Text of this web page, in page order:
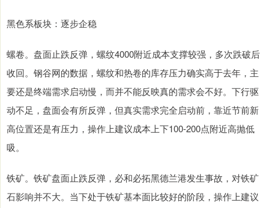
黑色系板块：逐步企稳
螺卷。盘面止跌反弹，螺纹4000附近成本支撑较强，多次跌破后
收回。钢谷网的数据，螺纹和热卷的库存压力确实高于去年，主
要还是终端需求启动慢，而并不能反映真的需求会不好。下行驱
动不足，盘面会有所反弹，但真实需求完全启动前，靠近节前新
高位置还是有压力，操作上建议成本上下100-200点附近高抛低
吸。
铁矿。铁矿盘面止跌反弹，必和必拓黑德兰港发生事故，对铁矿
石影响并不大。当下处于铁矿基本面比较好的阶段，操作上建议